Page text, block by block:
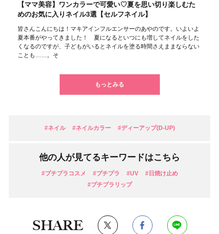
【ママ美容】ワンカラーで可愛い♡夏を思い切り楽しむた
めのお気に入りネイル3選【セルフネイル】
皆さんこんにちは！マキアインフルエンサーのあやのです。いよいよ
夏本番がやってきました！ 夏になるといつにも増してネイルをした
くなるのですが、子どもがいるとネイルを塗る時間さえままならない
ことも……。そ
もっとみる
#ネイル #ネイルカラー #ディーアップ(D-UP)
他の人が見てるキーワードはこちら
#プチプラコスメ #プチプラ #UV
#日焼け止め
#プチプラリップ
SHARE